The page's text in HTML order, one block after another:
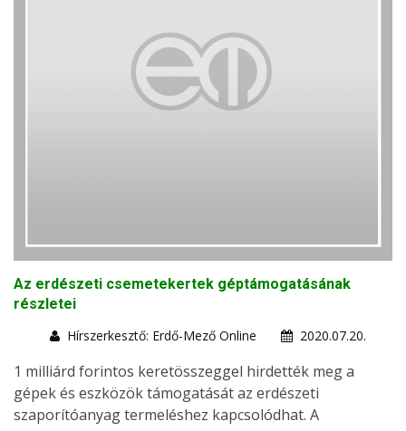
Az erdészeti csemetekertek géptámogatásának
részletei
Hírszerkesztő: Erdő-Mező Online
2020.07.20.
1 milliárd forintos keretösszeggel hirdették meg a
gépek és eszközök támogatását az erdészeti
szaporítóanyag termeléshez kapcsolódhat. A